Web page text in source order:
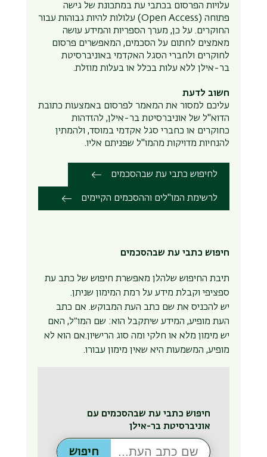
עלויות הפרסום בכתבי עת במתכונת של גישה
פתוחה (Open Access) עלולות להיות גבוהות עבור
החוקרים. על כן, מערך הספריות והמידע עושה
מאמצים לחתום על הסכמים, המאפשרים פרסום
לחוקרים ולחברי הסגל האקדמי באוניברסיטת
בר-אילן ללא עלות בכלל או בעלות מוזלת.
חשוב לדעת
עליכם למסור את המאמר לפרסום באמצעות כתובת
הדוא"ל של אוניברסיטת בר-אילן, להזדהות
כחוקרים או כחברי סגל אקדמי במוסד, ולהמתין
להנחיות מדויקות מהמו"ל שפניתם אליו.
לחיפוש כתבי עת שבהסכמים
לרשימת המו"לים וההסכמים הקיימים
חיפוש כתבי עת שבהסכמים
תיבת החיפוש שלהלן מאפשרת חיפוש של כתב עת
ספציפי וקבלת מידע על רמת המימון שניתן.
יש להכניס את שם כתב העת המבוקש. אם כתב
העת מופיע, המידע שיתקבל הוא: שם המו״ל, האם
יש מימון מלא או חלקי ומה סוג הרישיון.אם הוא לא
מופיע, המשמעות היא שאין מימון עבורו.
חיפוש כתבי עת שבהסכמים עם
אוניברסיטת בר-אילן
חיפוש